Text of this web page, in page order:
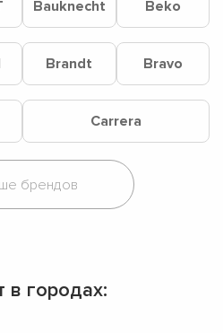
Bauknecht Beko
Brandt Bravo
Carrera
в городах: